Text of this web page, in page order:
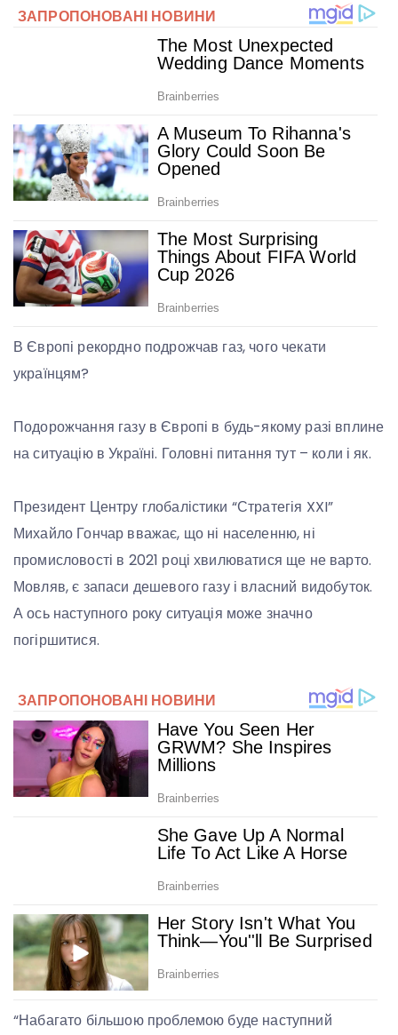
В Європі рекордно подрожчав газ, чого чекати
українцям?
Подорожчання газу в Європі в будь-якому разі вплине
на ситуацію в Україні. Головні питання тут – коли і як.
Президент Центру глобалістики “Стратегія XXI”
Михайло Гончар вважає, що ні населенню, ні
промисловості в 2021 році хвилюватися ще не варто.
Мовляв, є запаси дешевого газу і власний видобуток.
А ось наступного року ситуація може значно
погіршитися.
“Набагато більшою проблемою буде наступний